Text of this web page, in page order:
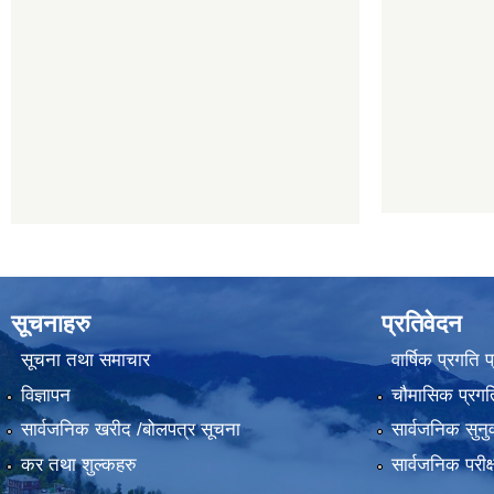
सूचनाहरु
सूचना तथा समाचार
विज्ञापन
सार्वजनिक खरीद /बोलपत्र सूचना
कर तथा शुल्कहरु
प्रतिवेदन
वार्षिक प्रगति
चौमासिक
सार्वजनिक
सार्वजनिक